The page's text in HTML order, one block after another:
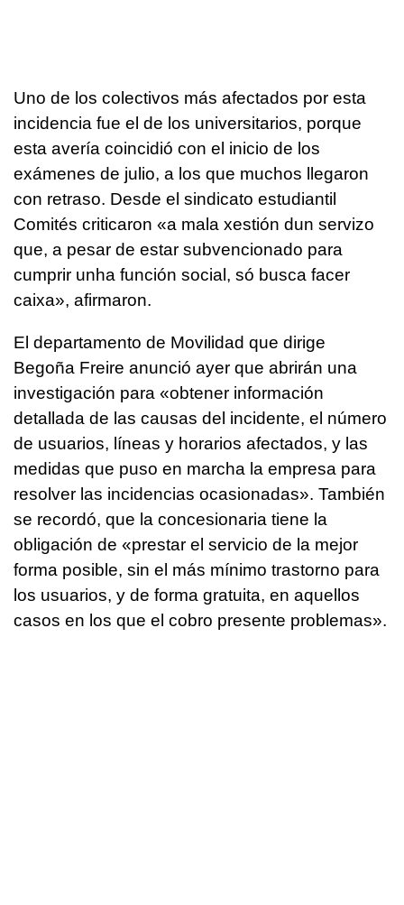
Uno de los colectivos más afectados por esta
incidencia fue el de los universitarios, porque
esta avería coincidió con el inicio de los
exámenes de julio, a los que muchos llegaron
con retraso. Desde el sindicato estudiantil
Comités criticaron «a mala xestión dun servizo
que, a pesar de estar subvencionado para
cumprir unha función social, só busca facer
caixa», afirmaron.
El departamento de Movilidad que dirige
Begoña Freire anunció ayer que abrirán una
investigación para «obtener información
detallada de las causas del incidente, el número
de usuarios, líneas y horarios afectados, y las
medidas que puso en marcha la empresa para
resolver las incidencias ocasionadas». También
se recordó, que la concesionaria tiene la
obligación de «prestar el servicio de la mejor
forma posible, sin el más mínimo trastorno para
los usuarios, y de forma gratuita, en aquellos
casos en los que el cobro presente problemas».